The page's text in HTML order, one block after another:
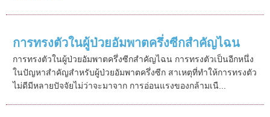
การทรงตัวในผู้ป่วยอัมพาตครึ่งซีกสำคัญไฉน
การทรงตัวในผู้ป่วยอัมพาตครึ่งซีกสำคัญไฉน การทรงตัวเป็นอีกหนึ่ง
ในปัญหาสำคัญสำหรับผู้ป่วยอัมพาตครึ่งซีก สาเหตุที่ทำให้การทรงตัว
ไม่ดีมีหลายปัจจัยไม่ว่าจะมาจาก การอ่อนแรงของกล้ามเนื...